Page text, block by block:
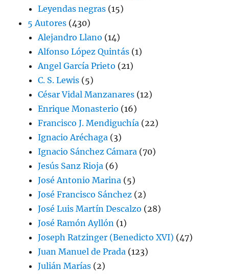
Leyendas negras (15)
5 Autores (430)
Alejandro Llano (14)
Alfonso López Quintás (1)
Angel García Prieto (21)
C. S. Lewis (5)
César Vidal Manzanares (12)
Enrique Monasterio (16)
Francisco J. Mendiguchía (22)
Ignacio Aréchaga (3)
Ignacio Sánchez Cámara (70)
Jesús Sanz Rioja (6)
José Antonio Marina (5)
José Francisco Sánchez (2)
José Luis Martín Descalzo (28)
José Ramón Ayllón (1)
Joseph Ratzinger (Benedicto XVI) (47)
Juan Manuel de Prada (123)
Julián Marías (2)